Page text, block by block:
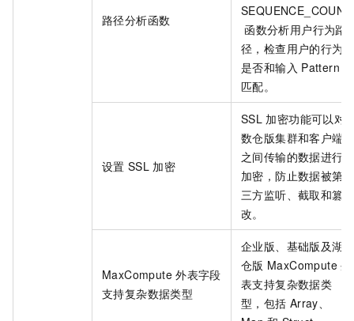
路径分析函数
SEQUENCE_COUNT
函数分析用户行为路
径，检查用户的行为
是否和输入 Pattern
匹配。
设置 SSL 加密
SSL 加密功能可以对
数仓版集群和客户端
之间传输的数据进行
加密，防止数据被第
三方监听、截取和篡
改。
MaxCompute 外表字段
支持复杂数据类型
企业版、基础版及湖
仓版 MaxCompute 外
表支持复杂数据类
型，包括 Array、